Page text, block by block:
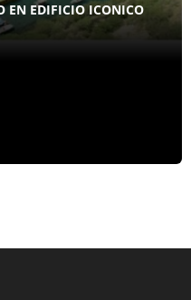
EN EDIFICIO ICONICO